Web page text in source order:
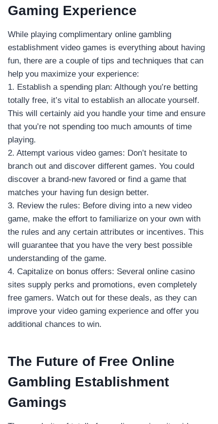
Gaming Experience
While playing complimentary online gambling
establishment video games is everything about having
fun, there are a couple of tips and techniques that can
help you maximize your experience:
1. Establish a spending plan: Although you’re betting
totally free, it’s vital to establish an allocate yourself.
This will certainly aid you handle your time and ensure
that you’re not spending too much amounts of time
playing.
2. Attempt various video games: Don’t hesitate to
branch out and discover different games. You could
discover a brand-new favored or find a game that
matches your having fun design better.
3. Review the rules: Before diving into a new video
game, make the effort to familiarize on your own with
the rules and any certain attributes or incentives. This
will guarantee that you have the very best possible
understanding of the game.
4. Capitalize on bonus offers: Several online casino
sites supply perks and promotions, even completely
free gamers. Watch out for these deals, as they can
improve your video gaming experience and offer you
additional chances to win.
The Future of Free Online
Gambling Establishment
Gamings